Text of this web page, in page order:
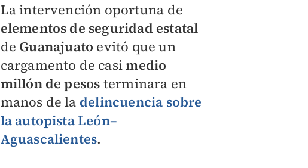
La intervención oportuna de
elementos de seguridad estatal
de Guanajuato evitó que un
cargamento de casimedio
millón de pesos terminara en
manos de la delincuencia sobre
la autopista León–
Aguascalientes.